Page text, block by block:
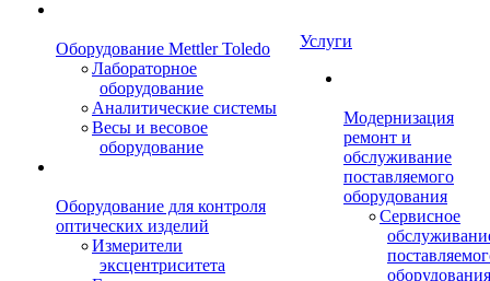
Оборудование Mettler Toledo
Лабораторное
оборудование
Аналитические системы
Весы и весовое
оборудование
Оборудование для контроля
оптических изделий
Измерители
эксцентриситета
Услуги
Модернизация
ремонт и
обслуживание
поставляемого
оборудования
Сервисное
оборудования